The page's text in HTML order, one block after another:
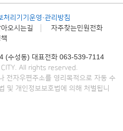
처리기기운영·관리방침
오시는길
자주찾는민원전화
(수성동) 대표전화 063-539-7114
All rights reserved.
전자우편주소를 영리목적으로 자동 수
및 개인정보보호법에 의해 처벌됩니